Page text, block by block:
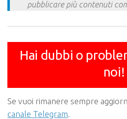
pubblicare più contenuti
Hai dubbi o
noi!
Se vuoi rimanere sempre
canale Telegram.